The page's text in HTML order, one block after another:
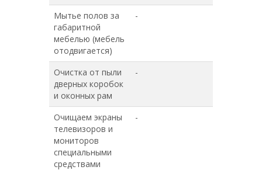
Мытье полов за
габаритной
мебелью (мебель
отодвигается)
-
Очистка от пыли
дверных коробок
и оконных рам
-
Очищаем экраны
телевизоров и
мониторов
специальными
средствами
-